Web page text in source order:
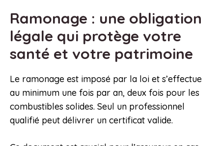
Ramonage : une obligation
légale qui protège votre
santé et votre patrimoine
Le ramonage est imposé par la loi et s’effectue
au minimum une fois par an, deux fois pour les
combustibles solides. Seul un professionnel
qualifié peut délivrer un certificat valide.